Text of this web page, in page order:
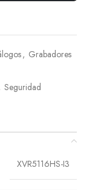
, Grabadores
Seguridad
XVR5116HS-I3